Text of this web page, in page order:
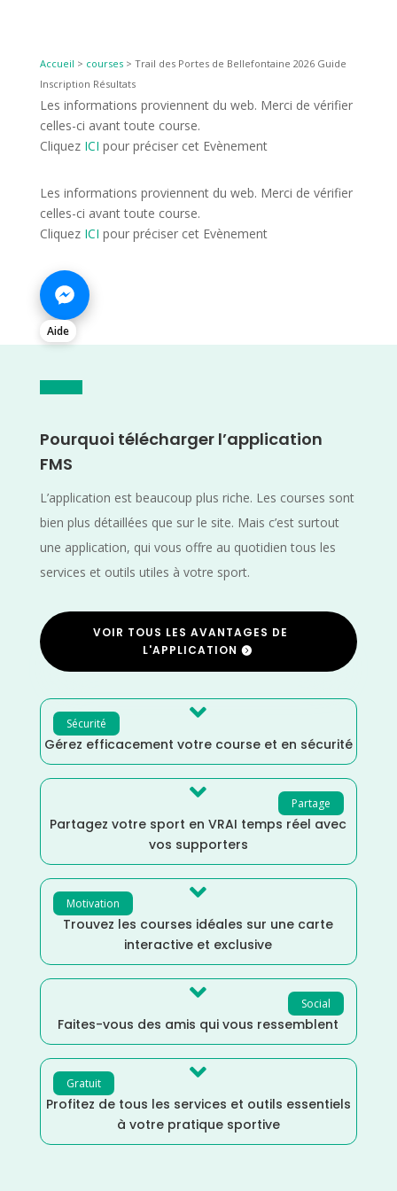
Accueil > courses> Trail des Portes de Bellefontaine 2026 Guide
Inscription Résultats
Les informations proviennent du web. Merci de vérifier
celles-ci avant toute course.
Cliquez ICI pour préciser cet Evènement
Les informations proviennent du web. Merci de vérifier
celles-ci avant toute course.
Cliquez ICI pour préciser cet Evènement
Aide
Pourquoi télécharger l’application
FMS
L’application est beaucoup plus riche. Les courses sont
bien plus détaillées que sur le site. Mais c’est surtout
une application, qui vous offre au quotidien tous les
services et outils utiles à votre sport.
VOIR TOUS LES AVANTAGES DE
L'APPLICATION
Sécurité 
Gérez efficacement votre course et en sécurité
Partage

Partagez votre sport en VRAI temps réel avec
vos supporters
Motivation 
Trouvez les courses idéales sur une carte
interactive et exclusive
Social

Faites-vous des amis qui vous ressemblent
Gratuit 
Profitez de tous les services et outils essentiels
à votre pratique sportive